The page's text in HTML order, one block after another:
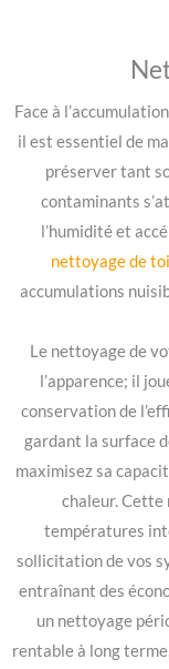
Face à
il est essentiel de
préserver tant
contaminants
l’humidité et
nettoyage de
accumulations
Le nettoyage de
l’apparence; il
conservation de
gardant la surface
maximisez sa
chaleur. Cette
températures
sollicitation de vos
entraînant des
un nettoyage
rentable à long